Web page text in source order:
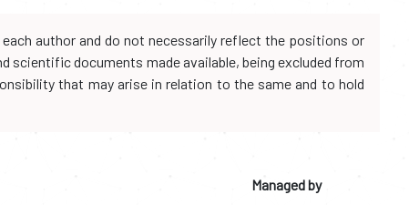
author and do not necessarily reflect the positions or
scientific documents made available, being excluded from
that may arise in relation to the same and to hold
Managed by